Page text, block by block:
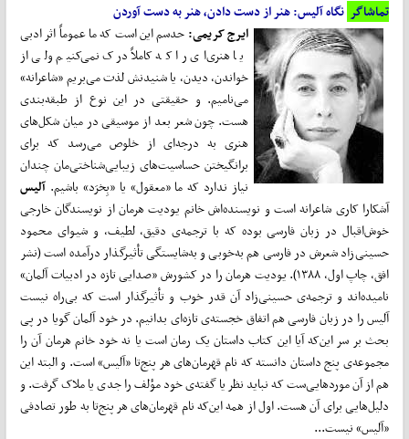
تماشاگر نگاه آلیس: هنر از دست دادن، هنر به دست آوردن
ایرج کریمی:حدسم این است که ما عموماً اثر ادبی
یا هنری‌ای را که کاملاً درک نمی‌کنیم ولی از
خواندن، دیدن، یا شنیدنش لذت می‌بریم «شاعرانه»
می‌نامیم. و حقیقتی در این نوع از طبقه‌بندی
هست. چون شعر بعد از موسیقی در میان شکل‌های
هنری به درجه‌ای از خلوص می‌رسد که برای
برانگیختن حساسیت‌های زیبایی‌شناختی‌مان چندان
نیاز ندارد که ما «معقول» یا «بِخرَد» باشیم. آلیس
آشکارا کاری شاعرانه است و نویسنده‌اش خانم یودیت هرمان از نویسندگان خارجی
خوش‌اقبال در زبان فارسی بوده که با ترجمه‌ی دقیق، لطیف، و شیوای محمود
حسینی‌زاد شعرش در فارسی هم به‌خوبی و به‌شایستگی تأثیرگذار درآمده است (نشر
افق، چاپ اول، ۱۳۸۸). یودیت هرمان را در کشورش «صدایی تازه در ادبیات آلمان»
نامیده‌اند و ترجمه‌ی حسینی‌زاد آن ‌قدر خوب و تأثیرگذار است که بی‌راه نیست
آلیس را در زبان فارسی هم اتفاق خجسته‌ی تازه‌ای بدانیم. در خود آلمان گویا در پی
بحث بر سر این‌که آیا این کتاب داستان یک رمان است یا نه خود خانم هرمان آن را
مجموعه‌ی پنج داستان دانسته که نام قهرمان‌های هر پنج‌تا «آلیس» است. و البته این
هم از آن موردهایی‌ست که نباید نظر یا گفته‌ی خود مؤلف را جدی یا ملاک گرفت. و
دلیل‌هایی برای آن هست. اول از همه این‌که نام قهرمان‌های هر پنج‌تا به‌ طور تصادفی
«آلیس» نیست...